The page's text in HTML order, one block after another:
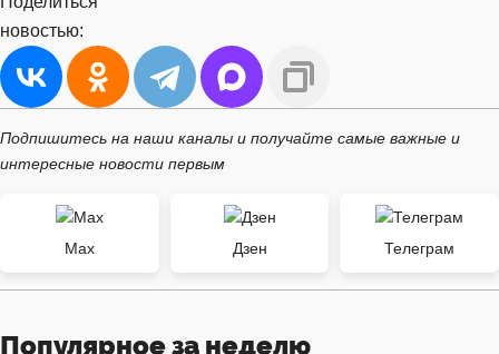
новостью:
Подпишитесь на наши каналы и получайте самые важные и
интересные новости первым
Max Дзен Телеграм
Популярное за неделю